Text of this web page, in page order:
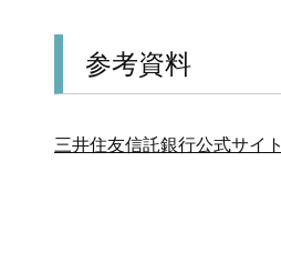
参考資料
三井住友信託銀行公式サイト